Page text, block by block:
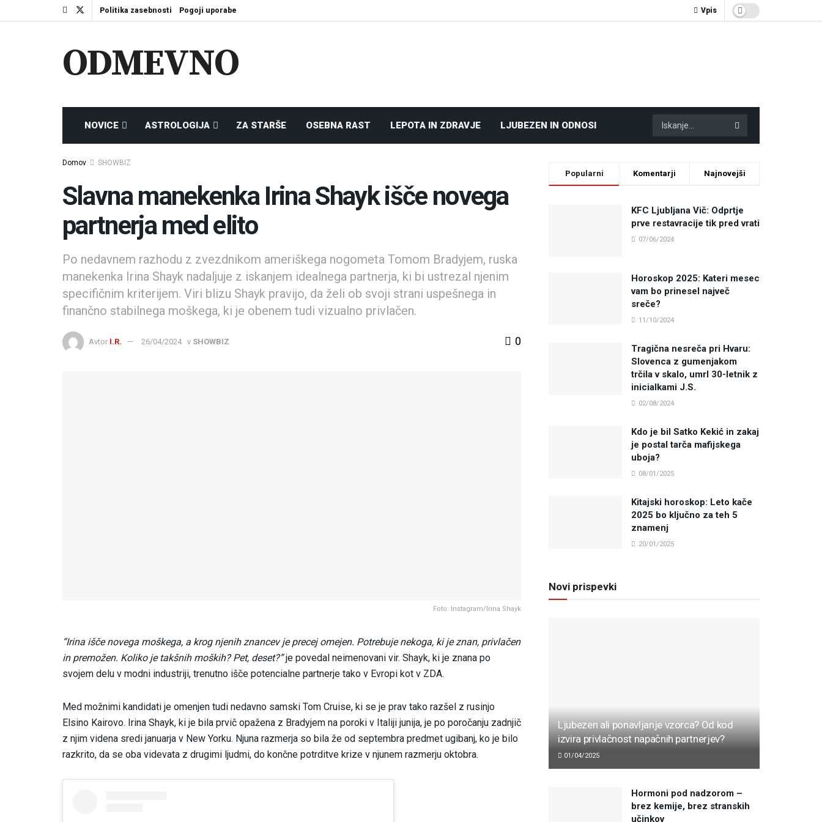
Politika zasebnosti Pogoji uporabe Vpis
ODMEVNO
NOVICE ASTROLOGIJA ZA STARŠE OSEBNA RAST LEPOTA IN ZDRAVJE LJUBEZEN IN ODNOSI
Domov SHOWBIZ
Slavna manekenka Irina Shayk išče novega
partnerja med elito
Po nedavnem razhodu z zvezdnikom ameriškega nogometa Tomom Bradyjem, ruska
manekenka Irina Shayk nadaljuje z iskanjem idealnega partnerja, ki bi ustrezal njenim
specifičnim kriterijem. Viri blizu Shayk pravijo, da želi ob svoji strani uspešnega in
finančno stabilnega moškega, ki je obenem tudi vizualno privlačen.
Avtor I.R. 26/04/2024 v SHOWBIZ 0
Foto: Instagram/Irina Shayk
“Irina išče novega moškega, a krog njenih znancev je precej omejen. Potrebuje nekoga, ki je znan, privlačen
in premožen. Koliko je takšnih moških? Pet, deset?”je povedal neimenovani vir. Shayk, ki je znana po
svojem delu v modni industriji, trenutno išče potencialne partnerje tako v Evropi kot v ZDA.
Med možnimi kandidati je omenjen tudi nedavno samski Tom Cruise, ki se je prav tako razšel z rusinjo
Elsino Kairovo. Irina Shayk, ki je bila prvič opažena z Bradyjem na poroki v Italiji junija, je po poročanju zadnjič
z njim videna sredi januarja v New Yorku. Njuna razmerja so bila že od septembra predmet ugibanj, ko je bilo
razkrito, da se oba videvata z drugimi ljudmi, do končne potrditve krize v njunem razmerju oktobra.
Popularni Komentarji Najnovejši
KFC Ljubljana Vič: Odprtje
prve restavracije tik pred vrati
07/06/2024
Horoskop 2025: Kateri mesec
vam bo prinesel največ
sreče?
11/10/2024
Tragična nesreča pri Hvaru:
Slovenca z gumenjakom
trčila v skalo, umrl 30-letnik z
inicialkami J.S.
02/08/2024
Kdo je bil Satko Kekić in zakaj
je postal tarča mafijskega
uboja?
08/01/2025
Kitajski horoskop: Leto kače
2025 bo ključno za teh 5
znamenj
20/01/2025
Novi prispevki
Ljubezen ali ponavljanje vzorca? Od kod
izvira privlačnost napačnih partnerjev?
01/04/2025
Hormoni pod nadzorom –
brez kemije, brez stranskih
učinkov